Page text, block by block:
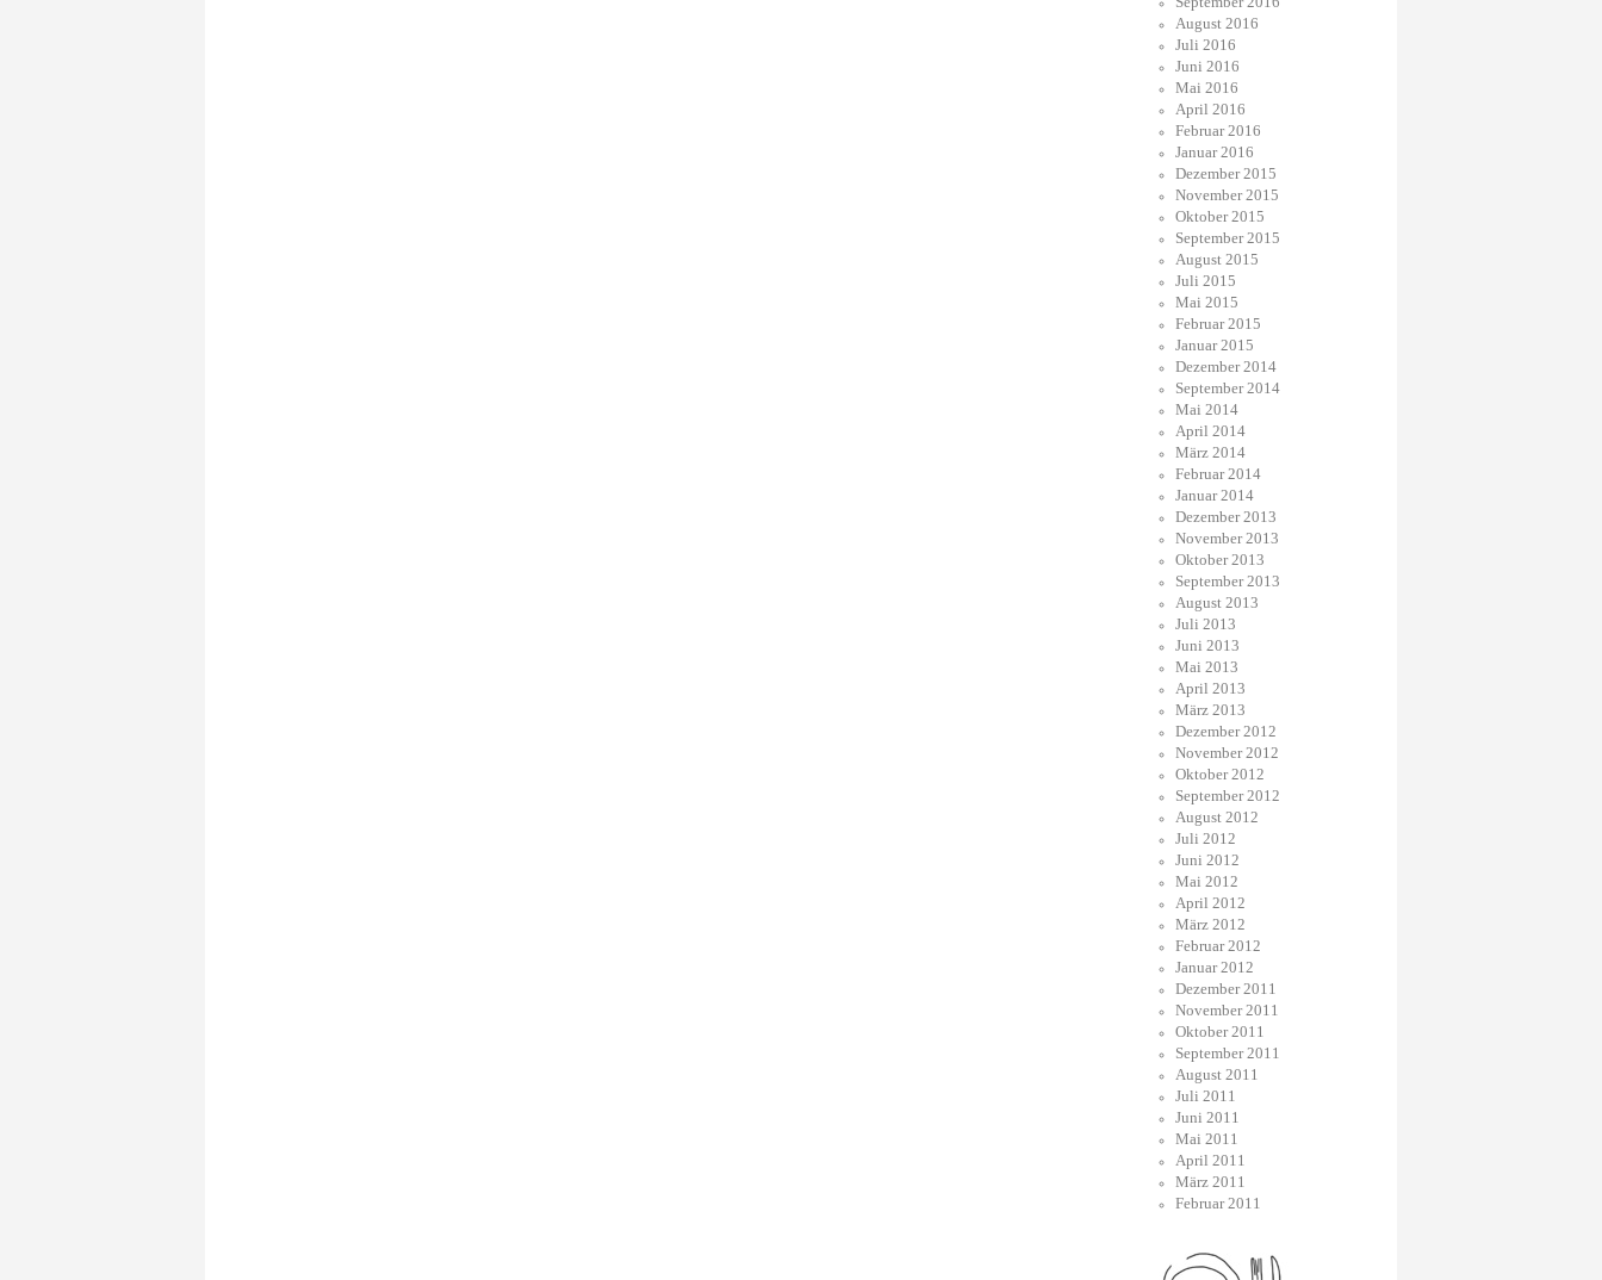
August 2016
Juli 2016
Juni 2016
Mai 2016
April 2016
Februar 2016
Januar 2016
Dezember 2015
November 2015
Oktober 2015
September 2015
August 2015
Juli 2015
Mai 2015
Februar 2015
Januar 2015
Dezember 2014
September 2014
Mai 2014
April 2014
März 2014
Februar 2014
Januar 2014
Dezember 2013
November 2013
Oktober 2013
September 2013
August 2013
Juli 2013
Juni 2013
Mai 2013
April 2013
März 2013
Dezember 2012
November 2012
Oktober 2012
September 2012
August 2012
Juli 2012
Juni 2012
Mai 2012
April 2012
März 2012
Februar 2012
Januar 2012
Dezember 2011
November 2011
Oktober 2011
September 2011
August 2011
Juli 2011
Juni 2011
Mai 2011
April 2011
März 2011
Februar 2011